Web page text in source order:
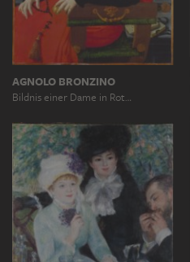
AGNOLO BRONZINO
Bildnis einer Dame in Rot…